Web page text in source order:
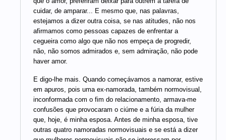
cuidar, de amparar... E mesmo que, nas palavras,
estejamos a dizer outra coisa, se nas atitudes, não nos
afirmamos como pessoas capazes de enfrentar a
cegueira como algo que não nos empeça de progredir,
não, não somos admirados e, sem admiração, não pode
haver amor.
E digo-lhe mais. Quando começávamos a namorar, estive
em apuros, pois uma ex-namorada, também normovisual,
inconformada com o fim do relacionamento, armava-me
confusões que provocaram o ciúme e a fúria da mulher
que, hoje, é minha esposa. Antes de minha esposa, tive
outras quatro namoradas normovisuais e se está a dizer